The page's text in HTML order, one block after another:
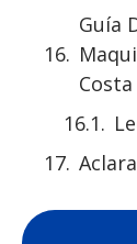
Guía
Costa